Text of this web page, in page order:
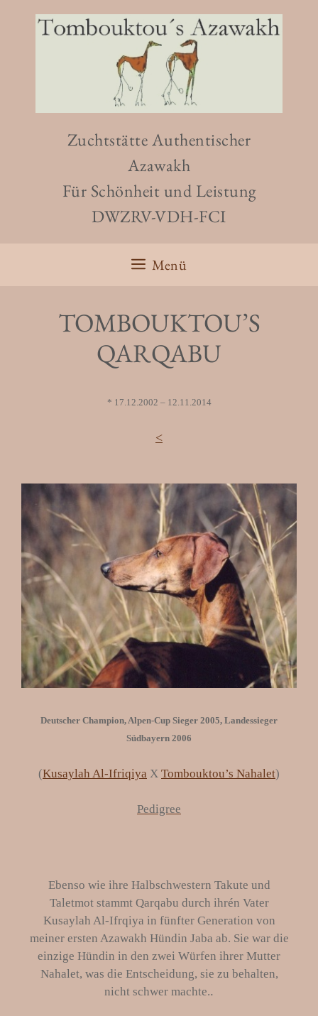
Zuchtstätte Authentischer
Azawakh
Für Schönheit und Leistung
DWZRV-VDH-FCI
Menü
TOMBOUKTOU’S
QARQABU
* 17.12.2002 – 12.11.2014
<
Deutscher Champion, Alpen-Cup Sieger 2005, Landessieger
Südbayern 2006
(Kusaylah Al-Ifriqiya X Tombouktou’s Nahalet)
Pedigree
Ebenso wie ihre Halbschwestern Takute und
Taletmot stammt Qarqabu durch ihrén Vater
Kusaylah Al-Ifrqiya in fünfter Generation von
meiner ersten Azawakh Hündin Jaba ab. Sie war die
einzige Hündin in den zwei Würfen ihrer Mutter
Nahalet, was die Entscheidung, sie zu behalten,
nicht schwer machte..